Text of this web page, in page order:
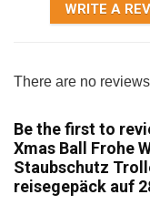
WRITE A
There are no
Be the first to
Xmas Ball Frohe
Staubschutz
reisegepäck auf